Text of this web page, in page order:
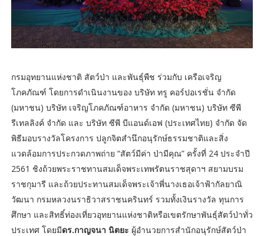
กรมอุทยานแห่งชาติ สัตว์ป่า และพันธุ์พืช ร่วมกับ เครือเจริญ
โภคภัณฑ์ โดยการดำเนินงานของ บริษัท ทรู คอร์ปอเรชั่น จำกัด
(มหาชน) บริษัท เจริญโภคภัณฑ์อาหาร จำกัด (มหาชน) บริษัท ซีพี
รีเทลลิงค์ จำกัด และ บริษัท ซีพี บีแอนด์เอฟ (ประเทศไทย) จำกัด จัด
พิธีมอบรางวัลโครงการ ปลูกจิตสำนึกอนุรักษ์ธรรมชาติและสิ่ง
แวดล้อมการประกวดภาพถ่าย “สัตว์มีค่า ป่ามีคุณ” ครั้งที่ 24 ประจำปี
2561 ชิงถ้วยพระราชทานสมเด็จพระเทพรัตนราชสุดาฯ สยามบรม
ราชกุมารี และถ้วยประทานสมเด็จพระเจ้าพี่นางเธอเจ้าฟ้ากัลยาณิ
วัฒนา กรมหลวงนราธิวาสราชนครินทร์ รวมทั้งเงินรางวัล ทุนการ
ศึกษา และสิทธิ์ท่องเที่ยวอุทยานแห่งชาติหรือเขตรักษาพันธุ์สัตว์ป่าทั่ว
ประเทศ โดยมีดร.กาญจนา นิตยะ ผู้อำนวยการสำนักอนุรักษ์สัตว์ป่า